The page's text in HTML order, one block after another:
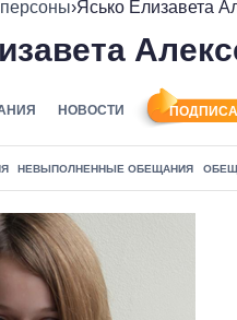
›Ясько Елизавета
НОВОСТИ
НЕВЫПОЛНЕННЫЕ ОБЕЩАНИЯ